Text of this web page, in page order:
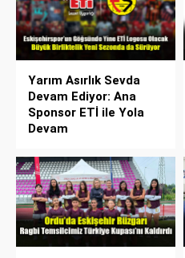
Yarım Asırlık Sevda
Devam Ediyor: Ana
Sponsor ETİ ile Yola
Devam